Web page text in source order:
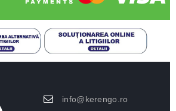
info@kerengo.ro